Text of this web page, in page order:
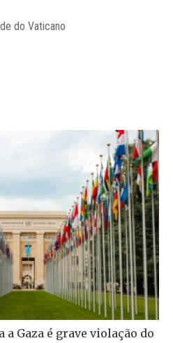
do Vaticano
a Gaza é grave violação do